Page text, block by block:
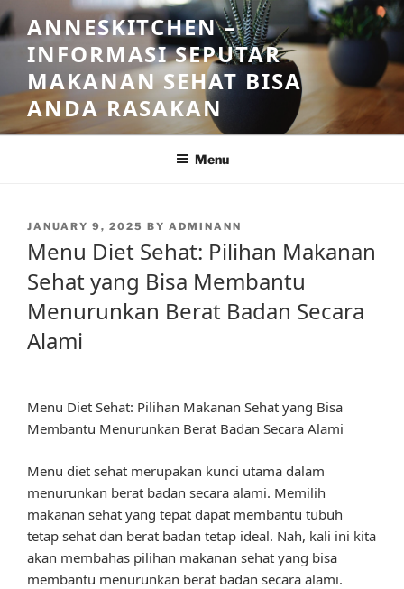
Skip
to
content
ANNESKITCHEN –
INFORMASI SEPUTAR
MAKANAN SEHAT BISA
ANDA RASAKAN
Menu
POSTED
JANUARY 9, 2025 BY ADMINANN
Menu Diet Sehat: Pilihan Makanan
Sehat yang Bisa Membantu
Menurunkan Berat Badan Secara
Alami
Menu Diet Sehat: Pilihan Makanan Sehat yang Bisa
Membantu Menurunkan Berat Badan Secara Alami
Menu diet sehat merupakan kunci utama dalam
menurunkan berat badan secara alami. Memilih
makanan sehat yang tepat dapat membantu tubuh
tetap sehat dan berat badan tetap ideal. Nah, kali ini kita
akan membahas pilihan makanan sehat yang bisa
membantu menurunkan berat badan secara alami.